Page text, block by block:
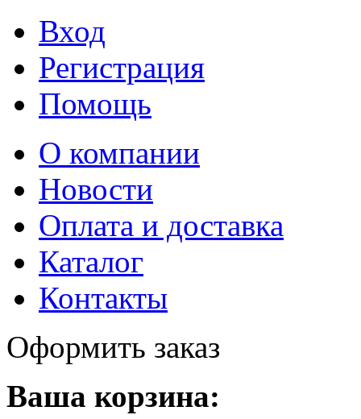
Вход
Регистрация
Помощь
О компании
Новости
Оплата и доставка
Каталог
Контакты
Оформить заказ
Ваша корзина: